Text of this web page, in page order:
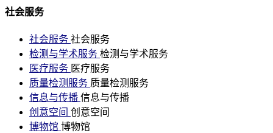
社会服务
社会服务 社会服务
检测与学术服务 检测与学术服务
医疗服务 医疗服务
质量检测服务 质量检测服务
信息与传播 信息与传播
创意空间 创意空间
博物馆 博物馆